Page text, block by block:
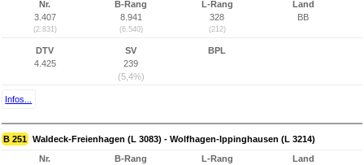
Nr.
3.407
(2.831)
B-Rang
8.941
(6.540)
L-Rang
328
(212)
Land
BB
DTV
4.425
SV
239
(5,4%)
BPL
Infos...
B 251 Waldeck-Freienhagen (L 3083) - Wolfhagen-Ippinghausen (L 3214)
Nr.
B-Rang
L-Rang
Land